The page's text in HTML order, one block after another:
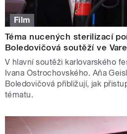
Film
Téma nucených sterilizací
Boledovičová soutěží ve
V hlavní soutěži karlovarského
Ivana Ostrochovského. Aňa
Boledovičová přibližují, jak
tématu.